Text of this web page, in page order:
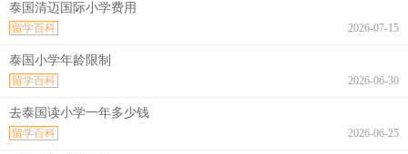
泰国清迈国际小学费用
2026-07-15
留学百科
泰国小学年龄限制
2026-06-30
留学百科
去泰国读小学一年多少钱
2026-06-25
留学百科